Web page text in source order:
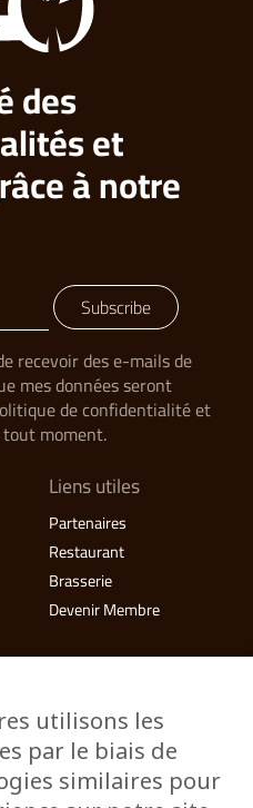
des
et
à notre
Subscribe
recevoir des e-mails de
mes données seront
de confidentialité et
tout moment.
Liens utiles
Partenaires
Restaurant
Brasserie
Devenir Membre
utilisons les
par le biais de
similaires pour